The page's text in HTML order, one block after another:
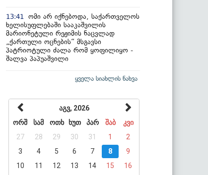
13:41
ომი არ იქნებოდა, საქართველოს
ხელისუფლებაში სააკაშვილის
მარიონეტული რეჟიმის ნაცვლად
„ქართული ოცნების“ მსგავსი
პატრიოტული ძალა რომ ყოფილიყო -
შალვა პაპუაშვილი
ყველა სიახლის ნახვა
აგვ, 2026
ორშ
სამ ოთხ ხუთ პარ შაბ
კვი
27
28 29 30 31 1
2
3
4 5 6 7 8
9
10
11 12 13 14 15
16